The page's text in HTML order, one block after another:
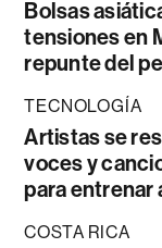
Bolsas
tensiones en
repunte del
TECNOLOGÍA
Artistas se
voces y
para entrenar
COSTA RICA